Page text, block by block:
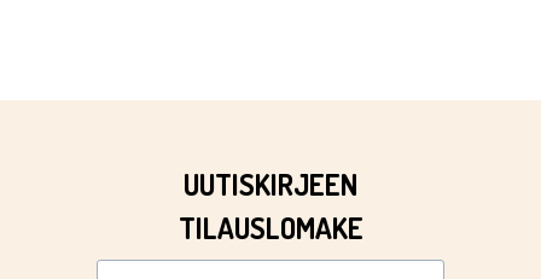
UUTISKIRJEEN
TILAUSLOMAKE